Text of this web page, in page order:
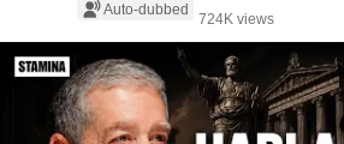
Auto-dubbed
724K views